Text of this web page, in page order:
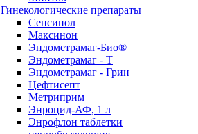
Гинекологические препараты
Сенсипол
Максинон
Эндометрамаг-Био®
Эндометрамаг - Т
Эндометрамаг - Грин
Цефтисепт
Метриприм
Энроцид-АФ, 1 л
Энрофлон таблетки